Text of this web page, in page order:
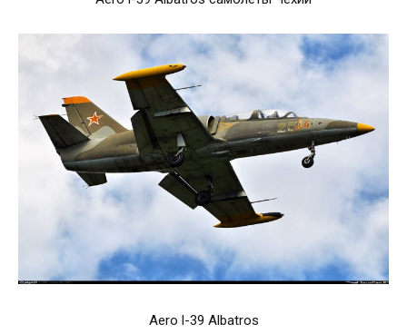
Aero l-39 Albatros